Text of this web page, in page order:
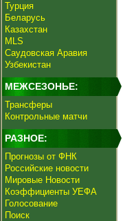
Турция
Беларусь
Казахстан
MLS
Саудовская Аравия
Узбекистан
МЕЖСЕЗОНЬЕ:
Трансферы
Контрольные матчи
РАЗНОЕ:
Прогнозы от ФНК
Российские новости
Мировые Новости
Коэффициенты УЕФА
Голосование
Поиск